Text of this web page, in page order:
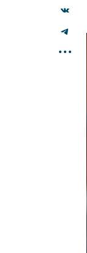
...